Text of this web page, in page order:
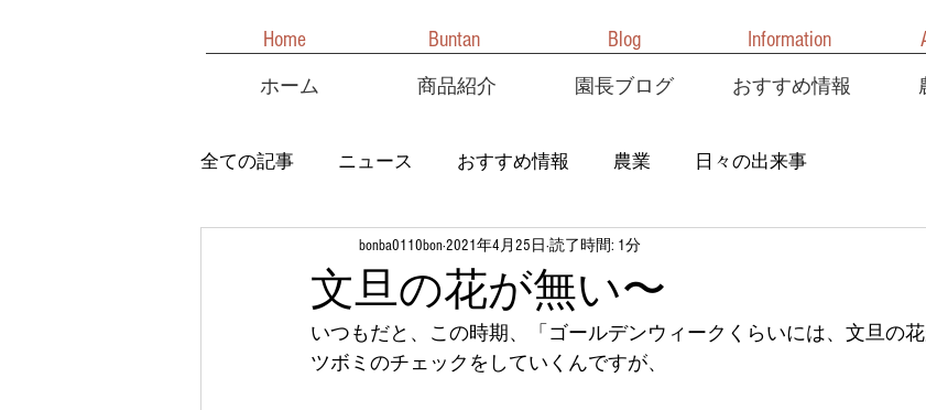
ホーム 商品紹介 園長ブログ おすすめ情報
Home Information
Blog
Buntan
全ての記事 ニュース おすすめ情報 農業 日々の出来事
文旦の花が無い〜
bonba0110bon2021年4月25日 読了時間: 1分
いつもだと、この時期、「ゴールデンウィークくらいには、文旦の
ツボミのチェックをしていくんですが、